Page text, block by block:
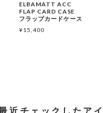
ELBAMATT ACC
FLAP CARD CASE
フラップカードケース
¥15,400